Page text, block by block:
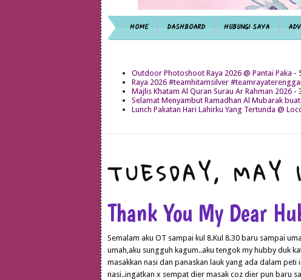
HOME DASHBOARD HUBUNGI SAYA
Outdoor Photoshoot Raya 2026 @ Pantai Paka -
Raya 2026 #teamhitamsilver
Majlis Khatam Al Quran Surau Ar Rahman 2026 -
Selamat Menyambut Ramadhan Al Mubarak
Lunch Pakatan Hari Lahirku Yang Tertunda @
TUESDAY, MAY
Thank You My Dear
Semalam aku OT sampai kul 8.Kul 8.30 baru sampai
umah,aku sungguh kagum..aku tengok my hubby duk
masakkan nasi dan panaskan lauk yang ada dalam
nasi..ingatkan x sempat dier masak coz dier pun baru